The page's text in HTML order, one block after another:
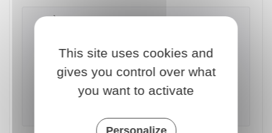
échelonné sur plus d'un an, le montant
restant dû est majoré chaque année en
fonction de l'indice prévisionnel des prix à
This site uses cookies and
gives you control over what
you want to activate
Personalize